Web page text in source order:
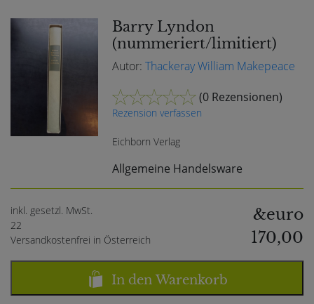
Barry Lyndon
(nummeriert/limitiert)
Autor:Thackeray William Makepeace
(0 Rezensionen)
Rezension verfassen
Eichborn Verlag
Allgemeine Handelsware
inkl. gesetzl. MwSt.
22
Versandkostenfrei in Österreich
&euro
170,00
In den Warenkorb